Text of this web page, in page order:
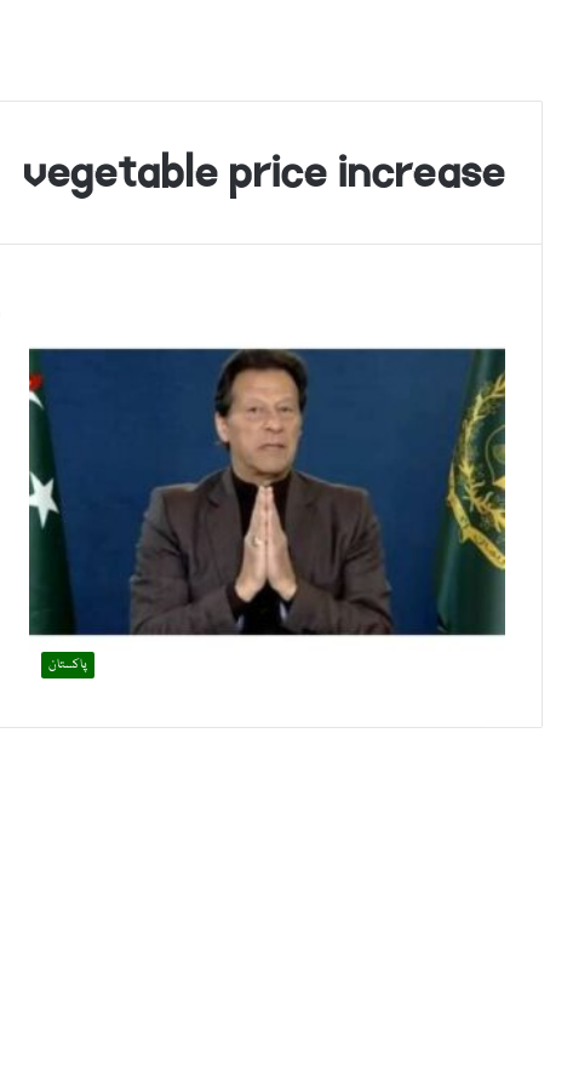
vegetable price increase
پاکستان